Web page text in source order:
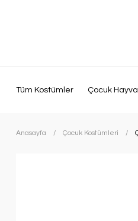
Tüm Kostümler Çocuk
Anasayfa Çocuk Kostümleri